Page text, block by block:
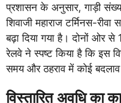
प्रशासन के अनुसार, गाड़ी
शिवाजी महाराज टर्मिनस-
बढ़ा दिया गया है। दोनों ओर
रेलवे ने स्पष्ट किया है कि इस
समय और ठहराव में कोई बदलाव
विस्तारित अवधि का